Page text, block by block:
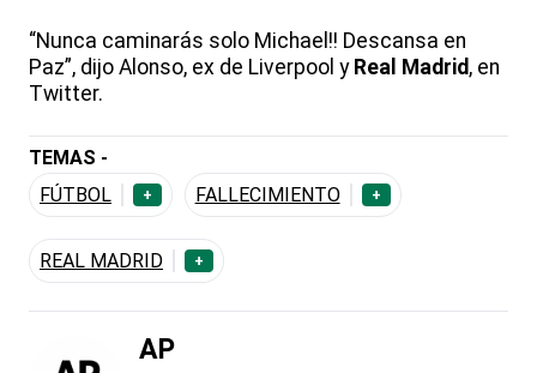
“Nunca caminarás solo Michael!! Descansa en
Paz”, dijo Alonso, ex de Liverpool y Real Madrid, en
Twitter.
TEMAS -
FÚTBOL
+ FALLECIMIENTO +
REAL MADRID +
AP